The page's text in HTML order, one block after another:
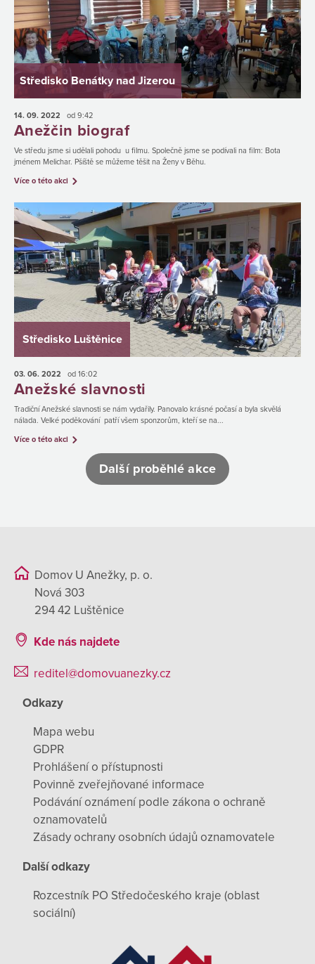
Středisko Benátky nad Jizerou
14. 09. 2022 od 9:42
Anežčin biograf
Ve středu jsme si udělali pohodu u filmu. Společně jsme se podívali na film: Bota
jménem Melichar. Pšíště se můžeme těšit na Ženy v Běhu.
Více o této akci
Středisko Luštěnice
03. 06. 2022 od 16:02
Anežské slavnosti
Tradiční Anežské slavnosti se nám vydařily. Panovalo krásné počasí a byla skvělá
nálada. Velké poděkování patří všem sponzorům, kteří se na...
Více o této akci
Další proběhlé akce
Domov U Anežky, p. o.
Nová 303
294 42 Luštěnice
Kde nás najdete
reditel@domovuanezky.cz
Odkazy
Mapa webu
GDPR
Prohlášení o přístupnosti
Povinně zveřejňované informace
Podávání oznámení podle zákona o ochraně
oznamovatelů
Zásady ochrany osobních údajů oznamovatele
Další odkazy
Rozcestník PO Středočeského kraje (oblast
sociální)